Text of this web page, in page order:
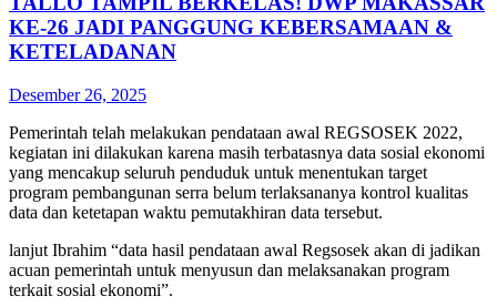
KE-26 JADI PANGGUNG KEBERSAMAAN &
KETELADANAN
Desember 26, 2025
Pemerintah telah melakukan pendataan awal REGSOSEK 2022,
kegiatan ini dilakukan karena masih terbatasnya data sosial ekonomi
yang mencakup seluruh penduduk untuk menentukan target
program pembangunan serra belum terlaksananya kontrol kualitas
data dan ketetapan waktu pemutakhiran data tersebut.
lanjut Ibrahim “data hasil pendataan awal Regsosek akan di jadikan
acuan pemerintah untuk menyusun dan melaksanakan program
terkait sosial ekonomi”.